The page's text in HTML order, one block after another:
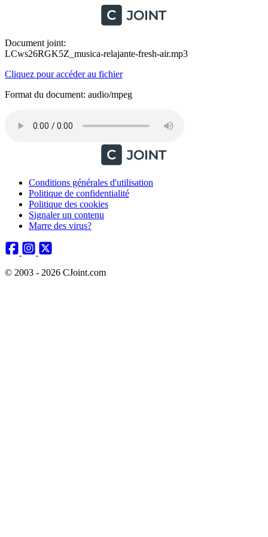
Document joint:
LCws26RGK5Z_musica-relajante-fresh-air.mp3
Cliquez pour accéder au fichier
Format du document: audio/mpeg
Conditions générales d'utilisation
Politique de confidentialité
Politique des cookies
Signaler un contenu
Marre des virus?
© 2003 - 2026 CJoint.com